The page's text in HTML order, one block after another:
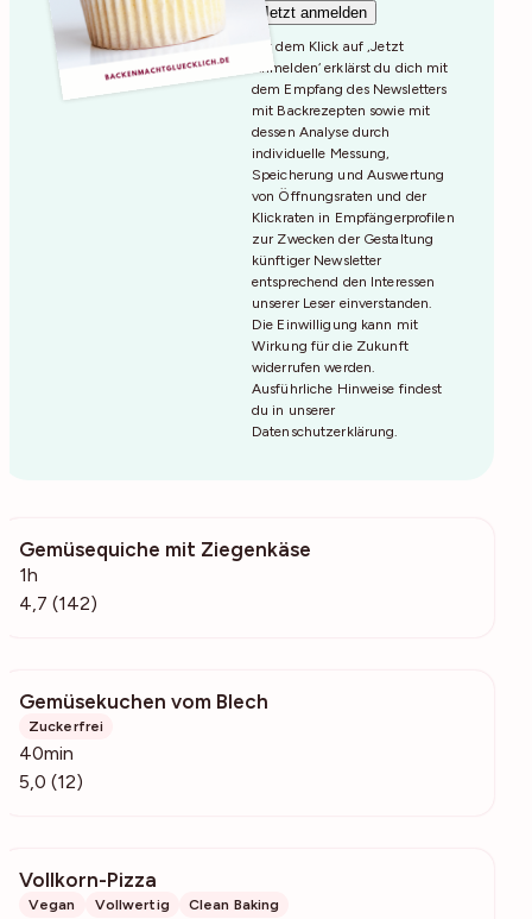
Mit dem Klick auf ‚Jetzt
Anmelden‘ erklärst du dich mit
dem Empfang des Newsletters
mit Backrezepten sowie mit
dessen Analyse durch
individuelle Messung,
Speicherung und Auswertung
von Öffnungsraten und der
Klickraten in Empfängerprofilen
zur Zwecken der Gestaltung
künftiger Newsletter
entsprechend den Interessen
unserer Leser einverstanden.
Die Einwilligung kann mit
Wirkung für die Zukunft
widerrufen werden.
Ausführliche Hinweise findest
du in unserer
Datenschutzerklärung.
Gemüsequiche mit Ziegenkäse
1h
4,7 (142)
Gemüsekuchen vom Blech
Zuckerfrei
40min
5,0 (12)
Vollkorn-Pizza
Vegan Vollwertig Clean Baking